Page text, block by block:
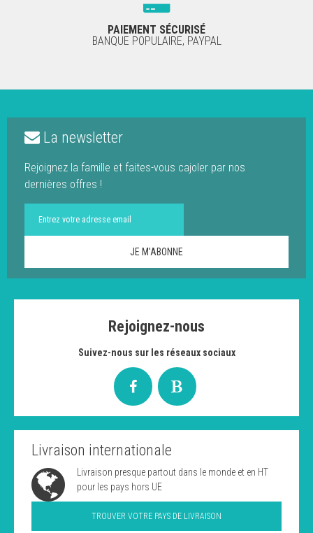
PAIEMENT SÉCURISÉ
BANQUE POPULAIRE, PAYPAL
La newsletter
Rejoignez la famille et faites-vous cajoler par nos
dernières offres !
Rejoignez-nous
Suivez-nous sur les réseaux sociaux
Livraison internationale
Livraison presque partout dans le monde et en HT
pour les pays hors UE
TROUVER VOTRE PAYS DE LIVRAISON